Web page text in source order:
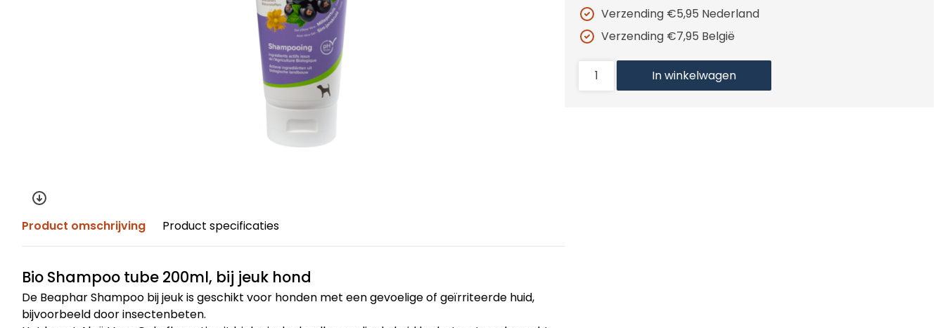
Product omschrijving Product specificaties
Bio Shampoo tube 200ml, bij jeuk hond
De Beaphar Shampoo bij jeuk is geschikt voor honden met een gevoelige of geïrriteerde huid,
bijvoorbeeld door insectenbeten.
Verzending €5,95 Nederland
Verzending €7,95 België
In winkelwagen